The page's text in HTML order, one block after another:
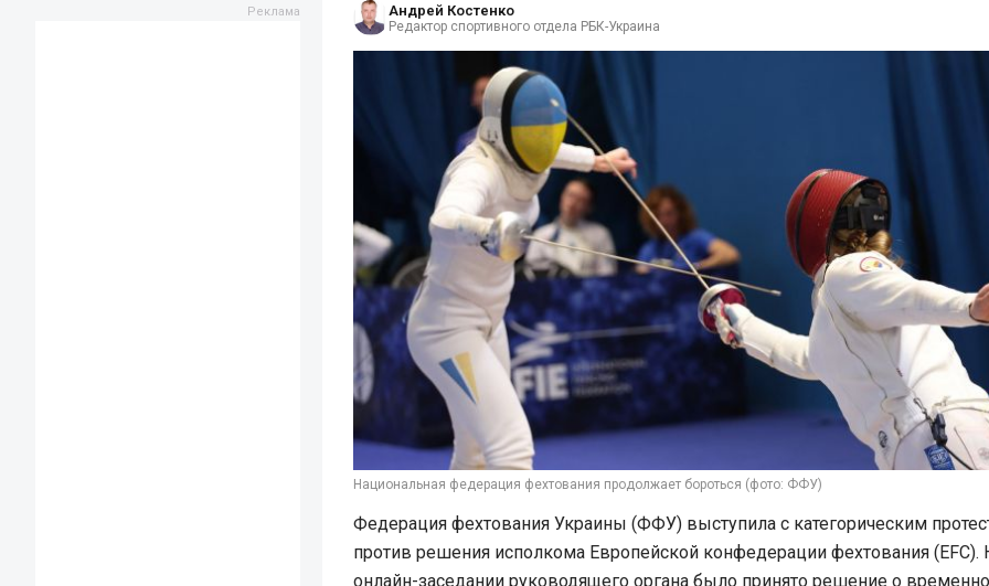
Андрей Костенко
Редактор спортивного отдела РБК-Украина
Национальная федерация фехтования продолжает бороться (фото: ФФУ)
Федерация фехтования Украины (ФФУ) выступила с категорическим
против решения исполкома Европейской конфедерации фехтования (EFC).
онлайн-заседании руководящего органа было принято решение о